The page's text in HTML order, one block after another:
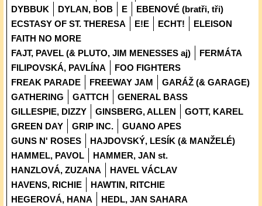
DYBBUK
DYLAN, BOB E
EBENOVÉ (bratři, tři)
ECSTASY OF ST. THERESA
E!E ECHT!
ELEISON
FAITH NO MORE
FAJT, PAVEL (& PLUTO, JIM MENESSES aj)
FERMÁTA
FILIPOVSKÁ, PAVLÍNA
FOO FIGHTERS
FREAK PARADE
FREEWAY JAM
GARÁŽ (& GARAGE)
GATHERING
GATTCH
GENERAL BASS
GILLESPIE, DIZZY
GINSBERG, ALLEN
GOTT, KAREL
GREEN DAY
GRIP INC.
GUANO APES
GUNS N' ROSES
HAJDOVSKÝ, LESÍK (& MANŽELÉ)
HAMMEL, PAVOL
HAMMER, JAN st.
HANZLOVÁ, ZUZANA
HAVEL VÁCLAV
HAVENS, RICHIE
HAWTIN, RITCHIE
HEGEROVÁ, HANA
HEDL, JAN SAHARA